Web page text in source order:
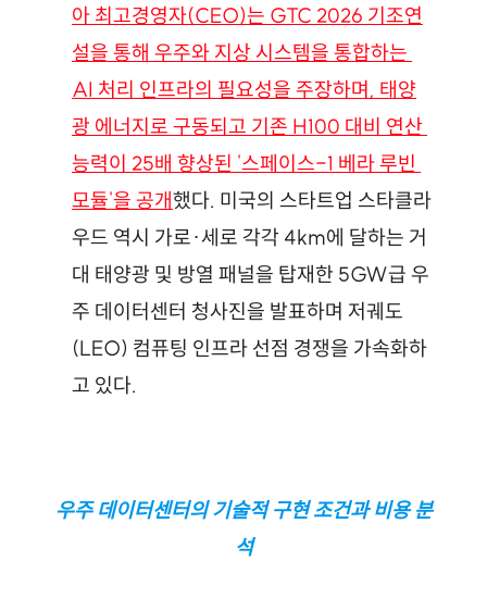
아 최고경영자(CEO)는 GTC 2026 기조연
설을 통해 우주와 지상 시스템을 통합하는
AI 처리 인프라의 필요성을 주장하며, 태양
광 에너지로 구동되고 기존 H100 대비 연산
능력이 25배 향상된 '스페이스-1 베라 루빈
모듈'을 공개했다. 미국의 스타트업 스타클라
우드 역시 가로·세로 각각 4km에 달하는 거
대 태양광 및 방열 패널을 탑재한 5GW급 우
주 데이터센터 청사진을 발표하며 저궤도
(LEO) 컴퓨팅 인프라 선점 경쟁을 가속화하
고 있다.
우주 데이터센터의 기술적 구현 조건과 비용 분
석